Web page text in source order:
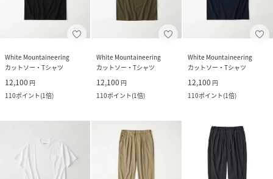
White Mountaineering
カットソー・Tシャツ
12,100 円
110ポイント(1倍)
White Mountaineering
カットソー・Tシャツ
12,100 円
110ポイント(1倍)
White Mountaineering
カットソー・Tシャツ
12,100 円
110ポイント(1倍)